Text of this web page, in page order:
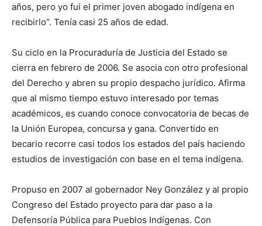
años, pero yo fui el primer joven abogado indígena en
recibirlo”. Tenía casi 25 años de edad.
Su ciclo en la Procuraduría de Justicia del Estado se
cierra en febrero de 2006. Se asocia con otro profesional
del Derecho y abren su propio despacho jurídico. Afirma
que al mismo tiempo estuvo interesado por temas
académicos, es cuando conoce convocatoria de becas de
la Unión Europea, concursa y gana. Convertido en
becario recorre casi todos los estados del país haciendo
estudios de investigación con base en el tema indígena.
Propuso en 2007 al gobernador Ney González y al propio
Congreso del Estado proyecto para dar paso a la
Defensoría Pública para Pueblos Indígenas. Con